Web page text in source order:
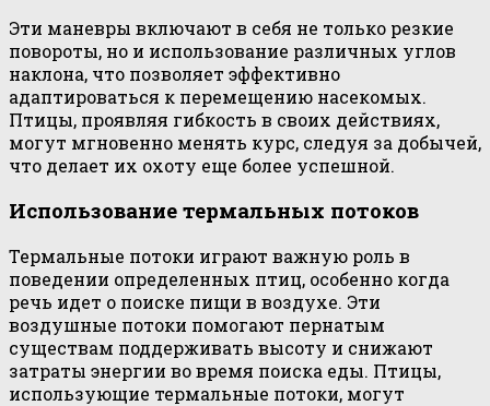
Эти маневры включают в себя не только резкие
повороты, но и использование различных углов
наклона, что позволяет эффективно
адаптироваться к перемещению насекомых.
Птицы, проявляя гибкость в своих действиях,
могут мгновенно менять курс, следуя за добычей,
что делает их охоту еще более успешной.
Использование термальных потоков
Термальные потоки играют важную роль в
поведении определенных птиц, особенно когда
речь идет о поиске пищи в воздухе. Эти
воздушные потоки помогают пернатым
существам поддерживать высоту и снижают
затраты энергии во время поиска еды. Птицы,
использующие термальные потоки, могут